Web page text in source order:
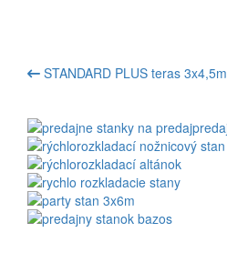
STANDARD PLUS teras 3x4,5m